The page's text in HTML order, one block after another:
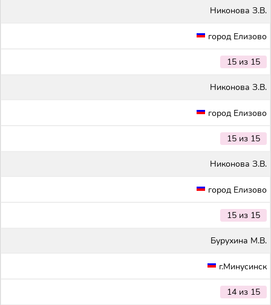
Никонова З.В.
город Елизово
15 из 15
Никонова З.В.
город Елизово
15 из 15
Никонова З.В.
город Елизово
15 из 15
Бурухина М.В.
г.Минусинск
14 из 15